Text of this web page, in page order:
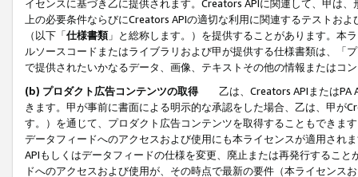
イセンスに基づき乙に提供されます。Creators APIに関連して、甲は
上の必要条件ならびにCreators APIの適切な利用に関連するテストお
（以下「仕様書類」と総称します。）を提供することがあります。本
ルソースコードまたはライブラリおよび甲が提供する仕様書類は、「
で提供されたいかなるデータ、画像、テキストその他の情報またはコ
(b) プロダクト広告コンテンツの取得
乙は、Creators APIまたはPA
きます。甲が事前に書面による明示的な承認をした場合、乙は、甲が
す。）を通じて、プロダクト広告コンテンツを取得することもできま
データフィードへのアクセスおよび使用にも本ライセンスが適用され
APIもしくはデータフィードの仕様を変更、廃止または再発行するこ
ドへのアクセスおよび使用が、その時点で最新の要件（本ライセン